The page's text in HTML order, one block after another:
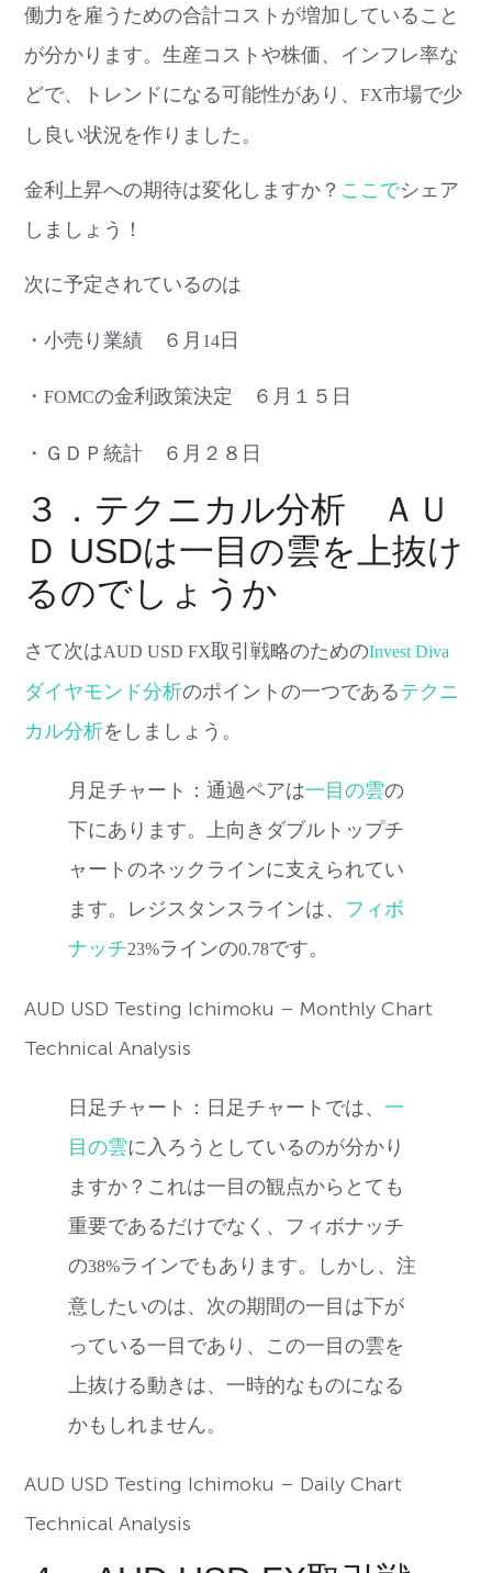
働力を雇うための合計コストが増加していること
が分かります。生産コストや株価、インフレ率な
どで、トレンドになる可能性があり、FX市場で少
し良い状況を作りました。
金利上昇への期待は変化しますか？ ここでシェア
しましょう！
次に予定されているのは
・小売り業績 ６月 14日
・FOMCの金利政策決定 ６月１５日
・ＧＤＰ統計 ６月２８日
３．テクニカル分析 ＡＵ
Ｄ USDは一目の雲を上抜け
るのでしょうか
さて次はAUD USD FX取引戦略のためのInvest Diva
ダイヤモンド分析のポイントの一つであるテクニ
カル分析をしましょう。
月足チャート：通過ペアは一目の雲の
下にあります。上向きダブルトップチ
ャートのネックラインに支えられてい
ます。レジスタンスラインは、 フィボ
ナッチ23%ラインの0.78です。
AUD USD Testing Ichimoku – Monthly Chart
Technical Analysis
日足チャート ：日足チャートでは、一
目の雲に入ろうとしているのが分かり
ますか？これは一目の観点からとても
重要であるだけでなく、フィボナッチ
の38%ラインでもあります。しかし、注
意したいのは、次の期間の一目は下が
っている一目であり、この一目の雲を
上抜ける動きは、一時的なものになる
かもしれません。
AUD USD Testing Ichimoku – Daily Chart
Technical Analysis